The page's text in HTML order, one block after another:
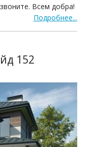
Всем добра!
Подробнее...
152